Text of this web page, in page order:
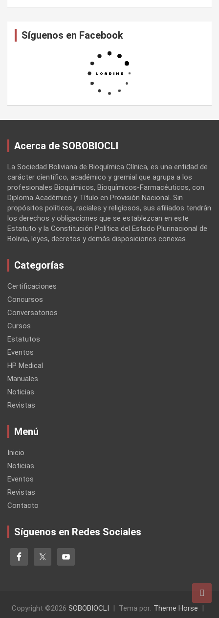
Síguenos en Facebook
Acerca de SOBOBIOCLI
La Sociedad Boliviana de Bioquímica Clínica, es una entidad de
carácter científico, académico y gremial que agrupa a los
profesionales Bioquímicos, Bioquímicos-Farmacéuticos, con
Diploma Académico y Título en Provisión Nacional. Sin
propósitos políticos, raciales y religiosos, sus afiliados tendrán
los derechos y obligaciones que se establezcan en este
Estatuto y la Constitución Política del Estado Plurinacional de
Bolivia, leyes, decretos y demás disposiciones conexas.
Categorías
Certificaciones
Concursos
Conversatorios
Cursos
Estatutos
Eventos
HP Medical
Manuales
Noticias
Revistas
Menú
Inicio
Noticias
Eventos
Revistas
Contacto
Síguenos en Redes Sociales
Copyright ©2026 SOBOBIOCLI Tema por: Theme Horse